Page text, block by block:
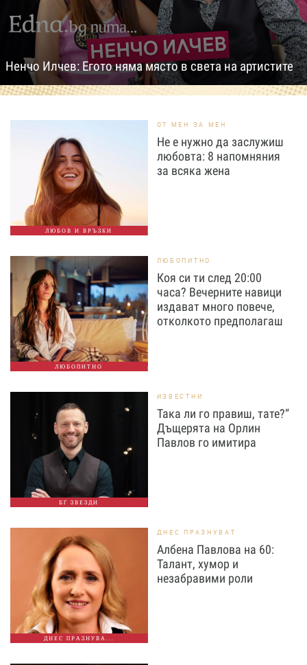
Ненчо Илчев: Егото няма място в света на артистите
ЛЮБОВ И ВРЪЗКИ
ОТ МЕН ЗА МЕН
Не е нужно да заслужиш
любовта: 8 напомняния
за всяка жена
ЛЮБОПИТНО
ЛЮБОПИТНО
Коя си ти след 20:00
часа? Вечерните навици
издават много повече,
отколкото предполагаш
БГ ЗВЕЗДИ
ИЗВЕСТНИ
Така ли го правиш, тате?“
Дъщерята на Орлин
Павлов го имитира
ДНЕС ПРАЗНУВА...
ДНЕС ПРАЗНУВАТ
Албена Павлова на 60:
Талант, хумор и
незабравими роли